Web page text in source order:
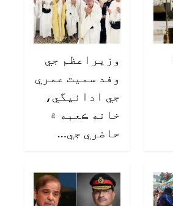
وزيراعظم جي
وفد سميت عمري
جي ادائيگي،
خانه ڪعبه ۾
حاضري جي…